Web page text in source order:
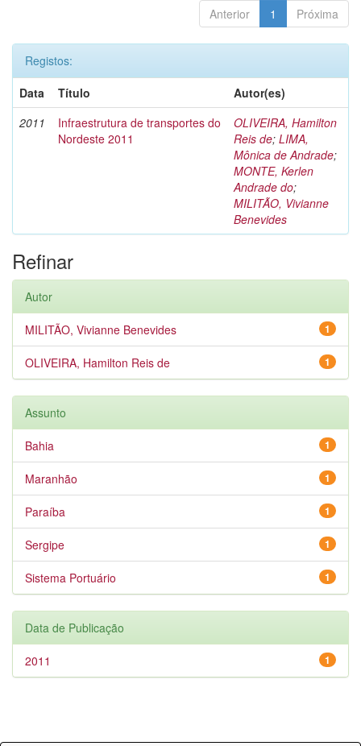
Anterior 1 Próxima
Registos:
Data
Título
Autor(es)
2011
Infraestrutura de transportes do
Nordeste 2011
OLIVEIRA, Hamilton
Reis de; LIMA,
Mônica de Andrade;
MONTE, Kerlen
Andrade do;
MILITÃO, Vivianne
Benevides
Refinar
Autor
1
MILITÃO, Vivianne Benevides
1
OLIVEIRA, Hamilton Reis de
Assunto
1
Bahia
1
Maranhão
1
Paraíba
1
Sergipe
1
Sistema Portuário
Data de Publicação
1
2011